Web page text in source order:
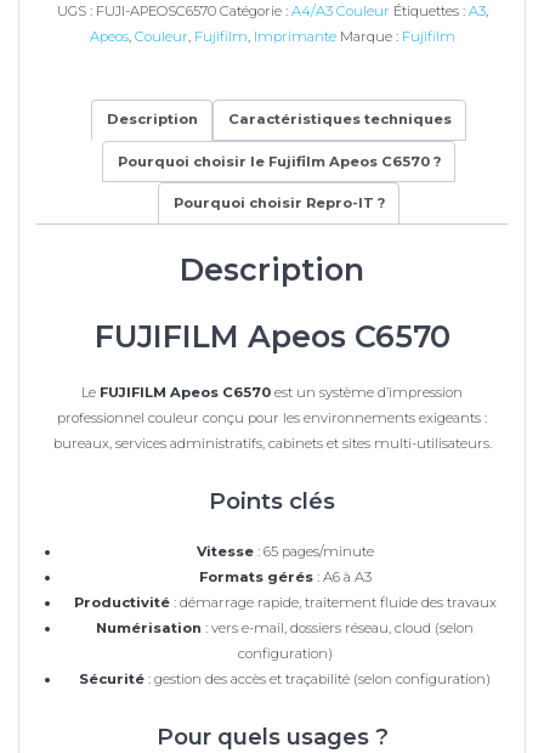
UGS : FUJI-APEOSC6570 Catégorie : A4/A3 Couleur Étiquettes : A3,
Apeos, Couleur Fujifilm Imprimante Marque : Fujifilm
Description Caractéristiques techniques
Pourquoi choisir le Fujifilm Apeos C6570 ?
Pourquoi choisir Repro-IT ?
Description
FUJIFILM Apeos C6570
Le FUJIFILM Apeos C6570 est un système d’impression
professionnel couleur conçu pour les environnements exigeants :
bureaux, services administratifs, cabinets et sites multi-utilisateurs.
Points clés
Vitesse: 65 pages/minute
Formats gérés: A6 à A3
Productivité: démarrage rapide, traitement fluide des travaux
Numérisation : vers e-mail, dossiers réseau, cloud (selon
configuration)
Sécurité : gestion des accès et traçabilité (selon configuration)
Pour quels usages ?